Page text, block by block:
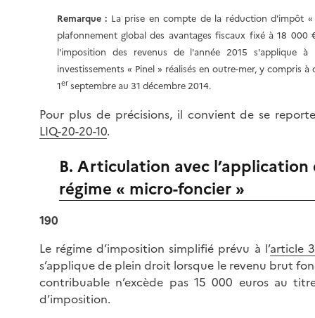
Remarque : La prise en compte de la réduction d'impôt «
plafonnement global des avantages fiscaux fixé à 18 000
l'imposition des revenus de l'année 2015 s'applique à
investissements « Pinel » réalisés en outre-mer, y compris à
1erseptembre au 31 décembre 2014.
Pour plus de précisions, il convient de se
LIQ-20-20-10.
B. Articulation avec l’application
régime « micro-foncier »
190
Le régime d’imposition simplifié prévu à l’article
s’applique de plein droit lorsque le revenu brut
contribuable n’excède pas 15 000 euros au
d’imposition.